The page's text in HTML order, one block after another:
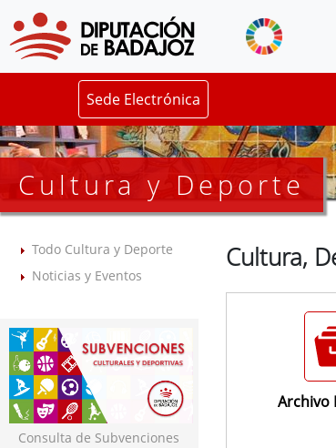
Sede Electrónica
Cultura y Deporte
Todo Cultura y Deporte
Noticias y Eventos
Consulta de Subvenciones
Cultura,
Archivo